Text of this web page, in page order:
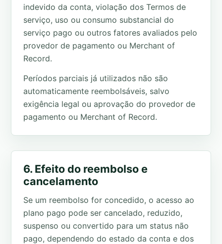
indevido da conta, violação dos Termos de
serviço, uso ou consumo substancial do
serviço pago ou outros fatores avaliados pelo
provedor de pagamento ou Merchant of
Record.
Períodos parciais já utilizados não são
automaticamente reembolsáveis, salvo
exigência legal ou aprovação do provedor de
pagamento ou Merchant of Record.
6. Efeito do reembolso e
cancelamento
Se um reembolso for concedido, o acesso ao
plano pago pode ser cancelado, reduzido,
suspenso ou convertido para um status não
pago, dependendo do estado da conta e dos